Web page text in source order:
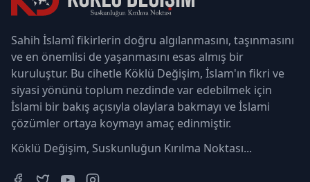
Sahih İslamî fikirlerin doğru algılanmasını, taşınmasını
ve en önemlisi de yaşanmasını esas almış bir
kuruluştur. Bu cihetle Köklü Değişim, İslam'ın fikri ve
siyasi yönünü toplum nezdinde var edebilmek için
İslami bir bakış açısıyla olaylara bakmayı ve İslami
çözümler ortaya koymayı amaç edinmiştir.
Köklü Değişim, Suskunluğun Kırılma Noktası...